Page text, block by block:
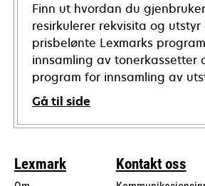
Finn ut hvordan du
resirkulerer rekvisita og
prisbelønte Lexmarks
innsamling av tonerkassetter
program for innsamling av
Gå til side
Lexmark Kontakt oss